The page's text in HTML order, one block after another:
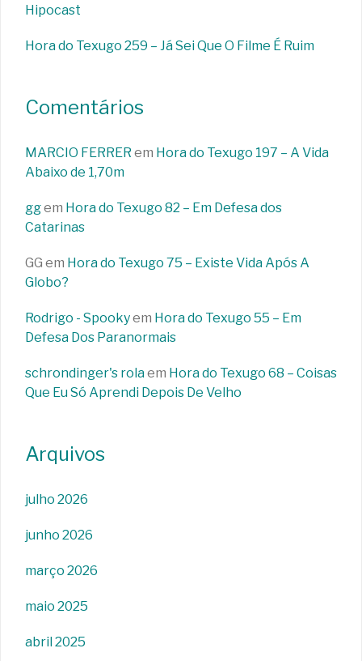
Hipocast
Hora do Texugo 259 – Já Sei Que O Filme É Ruim
Comentários
MARCIO FERRER em Hora do Texugo 197 – A Vida
Abaixo de 1,70m
ggem Hora do Texugo 82 – Em Defesa dos
Catarinas
GG em Hora do Texugo 75 – Existe Vida Após A
Globo?
Rodrigo - Spookyem Hora do Texugo 55 – Em
Defesa Dos Paranormais
schrondinger's rolaem Hora do Texugo 68 – Coisas
Que Eu Só Aprendi Depois De Velho
Arquivos
julho 2026
junho 2026
março 2026
maio 2025
abril 2025